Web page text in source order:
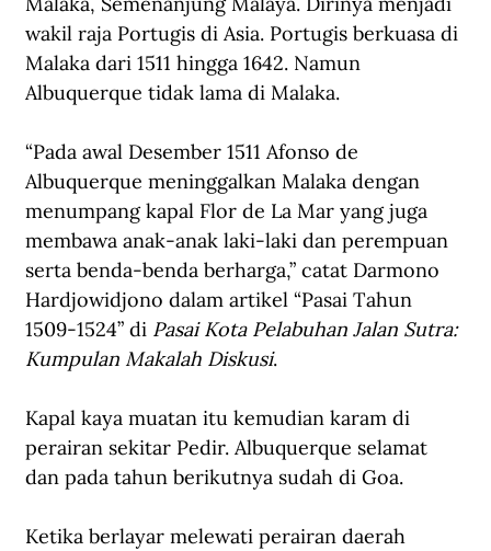
wakil raja Portugis di Asia. Portugis berkuasa di
Malaka dari 1511 hingga 1642. Namun
Albuquerque tidak lama di Malaka.
“Pada awal Desember 1511 Afonso de
Albuquerque meninggalkan Malaka dengan
menumpang kapal Flor de La Mar yang juga
membawa anak-anak laki-laki dan perempuan
serta benda-benda berharga,” catat Darmono
Hardjowidjono dalam artikel “Pasai Tahun
1509-1524” di Pasai Kota Pelabuhan Jalan Sutra:
Kumpulan Makalah Diskusi.
Kapal kaya muatan itu kemudian karam di
perairan sekitar Pedir. Albuquerque selamat
dan pada tahun berikutnya sudah di Goa.
Ketika berlayar melewati perairan daerah